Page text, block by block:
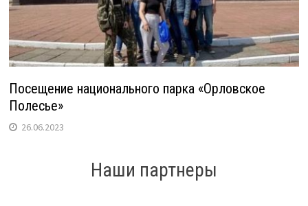
Посещение национального парка «Орловское
Полесье»
26.06.2023
Наши партнеры